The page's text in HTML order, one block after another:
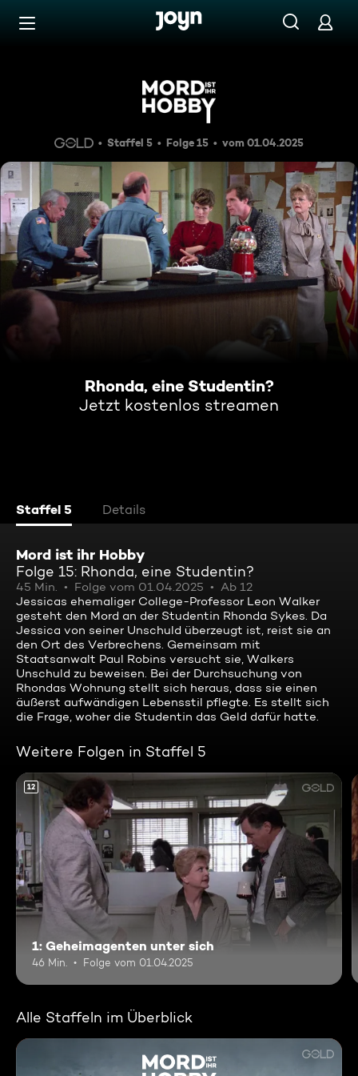
Zum Inhalt springen
Rhonda, eine Studentin?
Staffel 5 Folge 15 vom 01.04.2025
Rhonda, eine Studentin?
Jetzt kostenlos streamen
Staffel 5 Details
Mord ist ihr Hobby
Folge 15: Rhonda, eine Studentin?
45 Min. Folge vom 01.04.2025
Ab 12
Jessicas ehemaliger College-Professor Leon Walker
gesteht den Mord an der Studentin Rhonda Sykes. Da
Jessica von seiner Unschuld überzeugt ist, reist sie an
den Ort des Verbrechens. Gemeinsam mit
Staatsanwalt Paul Robins versucht sie, Walkers
Unschuld zu beweisen. Bei der Durchsuchung von
Rhondas Wohnung stellt sich heraus, dass sie einen
äußerst aufwändigen Lebensstil pflegte. Es stellt sich
die Frage, woher die Studentin das Geld dafür hatte.
Weitere Folgen in Staffel 5
12
1: Geheimagenten unter sich
46 Min. Folge vom 01.04.2025
Alle Staffeln im Überblick